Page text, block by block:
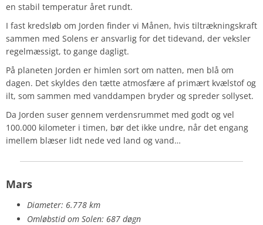
en stabil temperatur året rundt.
I fast kredsløb om Jorden finder vi Månen, hvis tiltrækningskraft
sammen med Solens er ansvarlig for det tidevand, der veksler
regelmæssigt, to gange dagligt.
På planeten Jorden er himlen sort om natten, men blå om
dagen. Det skyldes den tætte atmosfære af primært kvælstof og
ilt, som sammen med vanddampen bryder og spreder sollyset.
Da Jorden suser gennem verdensrummet med godt og vel
100.000 kilometer i timen, bør det ikke undre, når det engang
imellem blæser lidt nede ved land og vand…
Mars
Diameter: 6.778 km
Omløbstid om Solen: 687 døgn